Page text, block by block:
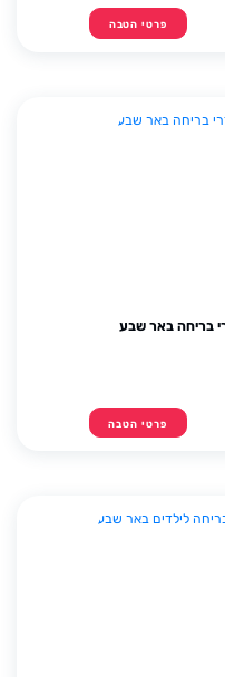
פרטי הטבה
פרטי הטבה